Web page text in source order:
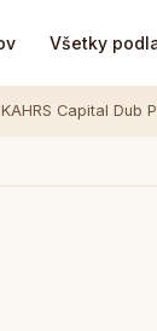
Všetky
KAHRS Capital Dub